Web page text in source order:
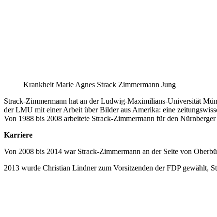
Krankheit Marie Agnes Strack Zimmermann Jung
Strack-Zimmermann hat an der Ludwig-Maximilians-Universität
der LMU mit einer Arbeit über Bilder aus Amerika: eine
Von 1988 bis 2008 arbeitete Strack-Zimmermann für den
Karriere
Von 2008 bis 2014 war Strack-Zimmermann an der Seite von
2013 wurde Christian Lindner zum Vorsitzenden der FDP gewählt,